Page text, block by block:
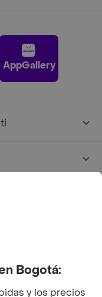
AppGallery
reserved.
Bogotá:
y los precios